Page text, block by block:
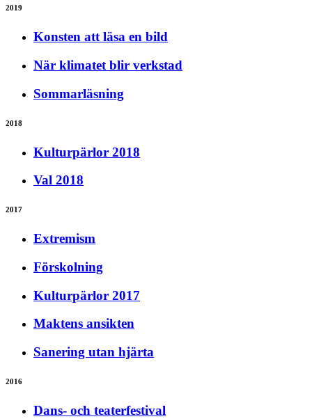
2019
Konsten att läsa en bild
När klimatet blir verkstad
Sommarläsning
2018
Kulturpärlor 2018
Val 2018
2017
Extremism
Förskolning
Kulturpärlor 2017
Maktens ansikten
Sanering utan hjärta
2016
Dans- och teaterfestival